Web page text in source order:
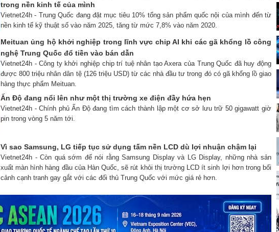
trong nền kinh tế của mình
Vietnet24h - Trung Quốc đang đặt mục tiêu 10% tổng sản phẩm quốc nội của mình đến từ
nền kinh tế kỹ thuật số vào năm 2025, tăng từ mức 7,8% vào năm 2020.
Meituan ủng hộ khởi nghiệp trong lĩnh vực chip AI khi các gã khổng lồ công
nghệ Trung Quốc đổ tiền vào bán dẫn
Vietnet24h - Công ty khởi nghiệp chip trí tuệ nhân tạo Axera của Trung Quốc đã huy động
được 800 triệu nhân dân tệ (126 triệu USD) từ các nhà đầu tư trong đó có gã khổng lồ giao
hàng thực phẩm Meituan.
Ấn Độ đang nổi lên như một thị trường xe điện đầy hứa hẹn
Vietnet24h - Chính phủ Ấn Độ đang tìm cách thành lập một cơ sở lưu trữ 50 gigawatt giờ
pin trong vòng 5 năm tới.
Vì sao Samsung, LG tiếp tục sử dụng tấm nền LCD dù lợi nhuận chậm lại
Vietnet24h - Còn quá sớm để nói rằng Samsung Display và LG Display, những nhà sản
xuất màn hình hàng đầu của Hàn Quốc, sẽ rút khỏi thị trường LCD ít sinh lợi hơn trong bối
cảnh cạnh tranh gay gắt với các đối thủ Trung Quốc với mức giá rẻ hơn.